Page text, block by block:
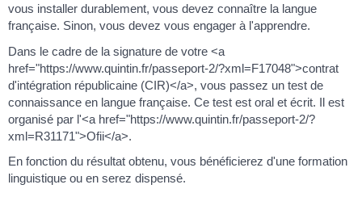
vous installer durablement, vous devez connaître la langue
française. Sinon, vous devez vous engager à l'apprendre.
Dans le cadre de la signature de votre <a
href="https://www.quintin.fr/passeport-2/?xml=F17048">contrat
d'intégration républicaine (CIR)</a>, vous passez un test de
connaissance en langue française. Ce test est oral et écrit. Il est
organisé par l'<a href="https://www.quintin.fr/passeport-2/?
xml=R31171">Ofii</a>.
En fonction du résultat obtenu, vous bénéficierez d'une formation
linguistique ou en serez dispensé.